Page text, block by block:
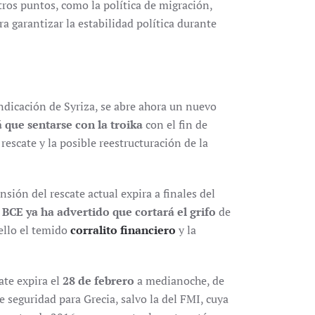
puntos, como la política de migración,
garantizar la estabilidad política durante
de Syriza, se abre ahora un nuevo
sentarse con la troikacon el fin de
y la posible reestructuración de la
del rescate actual expira a finales del
ya ha advertido que cortará el grifo de
el temido corralito financiero y la
expira el 28 de febrero a medianoche, de
para Grecia, salvo la del FMI, cuya